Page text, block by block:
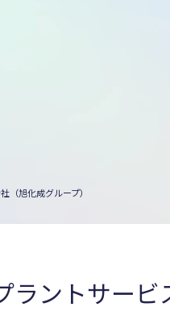
（旭化成グループ）
ラントサービ